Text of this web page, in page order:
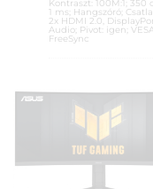
Kontraszt: 100M:1; 350
1 ms; Hangszóró;
2x HDMI 2.0,
Audio; Pivot: igen;
FreeSync
Garanciaidő:24 hónap
Azonosító:49325